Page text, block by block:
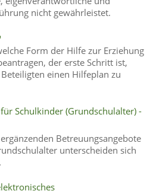
nicht gewährleistet.
Form der Hilfe zur Erziehung
der erste Schritt ist,
einen Hilfeplan zu
Schulkinder (Grundschulalter) -
Betreuungsangebote
unterscheiden sich